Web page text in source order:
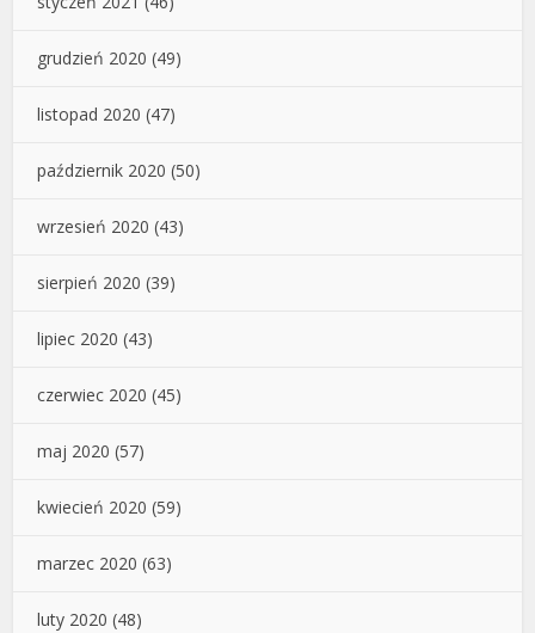
grudzień 2020 (49)
listopad 2020 (47)
październik 2020 (50)
wrzesień 2020 (43)
sierpień 2020 (39)
lipiec 2020 (43)
czerwiec 2020 (45)
maj 2020 (57)
kwiecień 2020 (59)
marzec 2020 (63)
luty 2020 (48)